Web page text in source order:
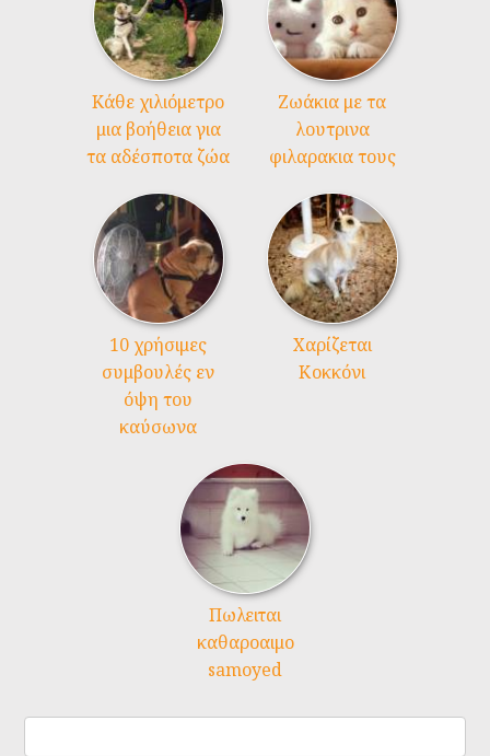
Kάθε χιλιόμετρο
μια βοήθεια για
τα αδέσποτα ζώα
Ζωάκια με τα
λουτρινα
φιλαρακια τους
10 χρήσιμες
συμβουλές εν
όψη του
καύσωνα
Χαρίζεται
Κοκκόνι
Πωλειται
καθαροαιμο
samoyed